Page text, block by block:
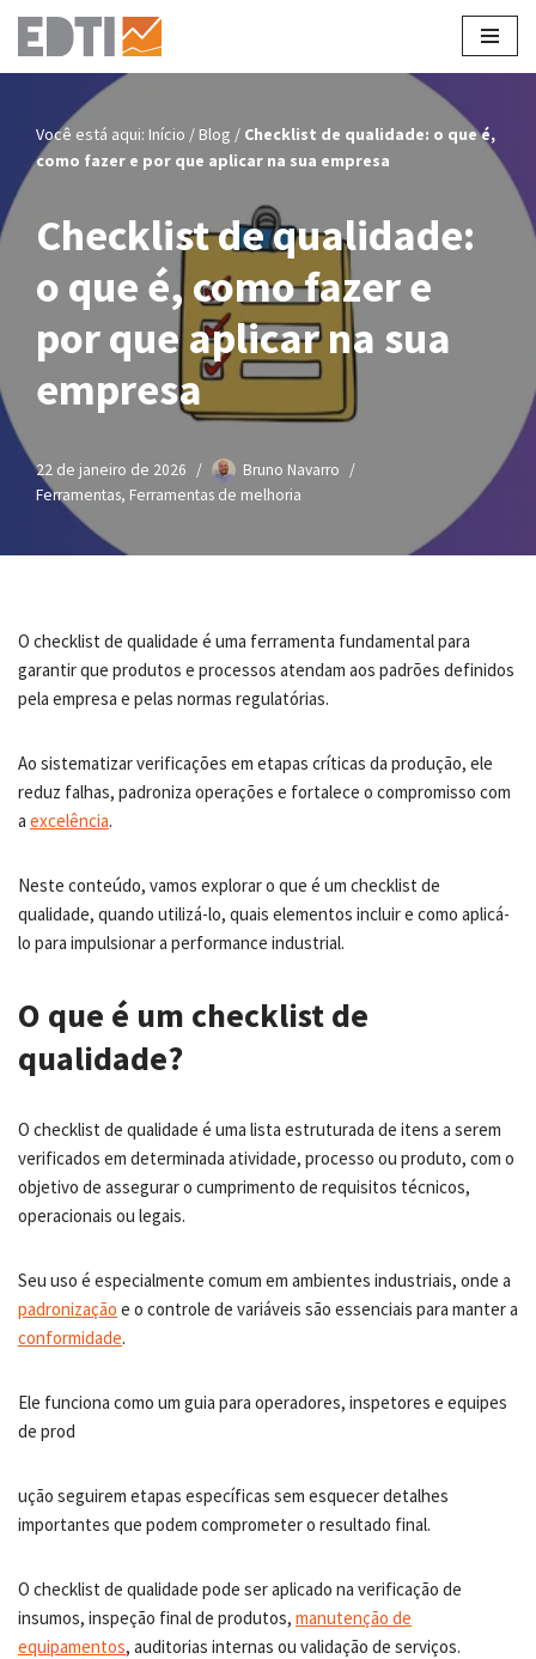
Pular
conteúdo
Você está aqui: Início / Blog / Checklist de qualidade: o que é,
como fazer e por que aplicar na sua empresa
Checklist de qualidade:
o que é, como fazer e
por que aplicar na sua
empresa
22 de janeiro de 2026
Bruno Navarro
Ferramentas, Ferramentas de melhoria
O checklist de qualidade é uma ferramenta fundamental para
garantir que produtos e processos atendam aos padrões definidos
pela empresa e pelas normas regulatórias.
Ao sistematizar verificações em etapas críticas da produção, ele
reduz falhas, padroniza operações e fortalece o compromisso com
a excelência.
Neste conteúdo, vamos explorar o que é um checklist de
qualidade, quando utilizá-lo, quais elementos incluir e como aplicá-
lo para impulsionar a performance industrial.
O que é um checklist de
qualidade?
O checklist de qualidade é uma lista estruturada de itens a serem
verificados em determinada atividade, processo ou produto, com o
objetivo de assegurar o cumprimento de requisitos técnicos,
operacionais ou legais.
Seu uso é especialmente comum em ambientes industriais, onde a
padronização e o controle de variáveis são essenciais para manter a
conformidade.
Ele funciona como um guia para operadores, inspetores e equipes
de prod
ução seguirem etapas específicas sem esquecer detalhes
importantes que podem comprometer o resultado final.
O checklist de qualidade pode ser aplicado na verificação de
insumos, inspeção final de produtos, manutenção de
equipamentos, auditorias internas ou validação de serviços.